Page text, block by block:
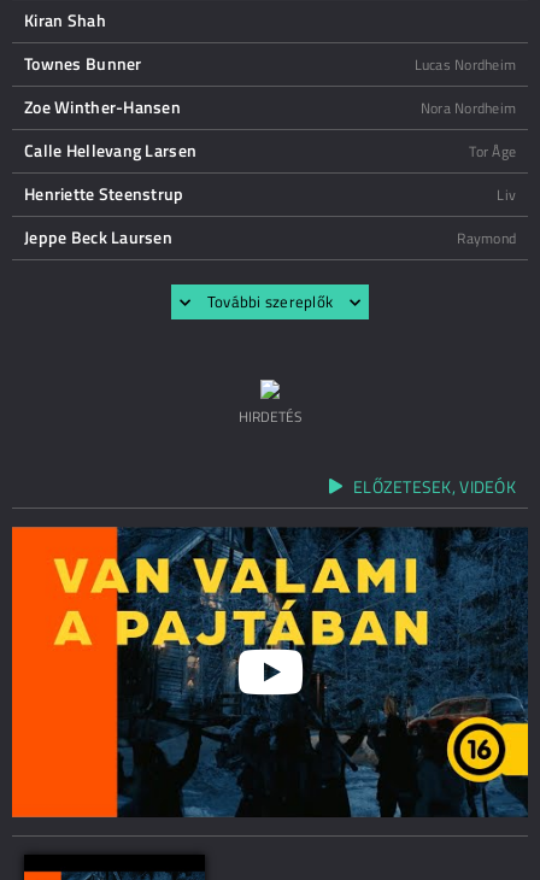
Kiran Shah
Townes Bunner
Lucas Nordheim
Zoe Winther-Hansen Nora Nordheim
Calle Hellevang Larsen Tor Åge
Henriette Steenstrup Liv
Jeppe Beck Laursen Raymond
További szereplők
HIRDETÉS
ELŐZETESEK, VIDEÓK